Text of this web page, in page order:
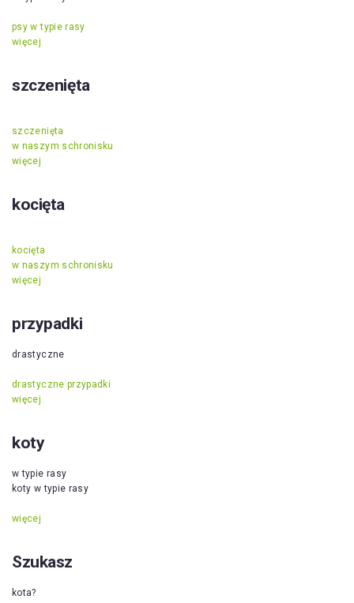
psy w typie rasy
więcej
szczenięta
szczenięta
w naszym schronisku
więcej
kocięta
kocięta
w naszym schronisku
więcej
przypadki
drastyczne
drastyczne przypadki
więcej
koty
w typie rasy
koty w typie rasy
więcej
Szukasz
kota?